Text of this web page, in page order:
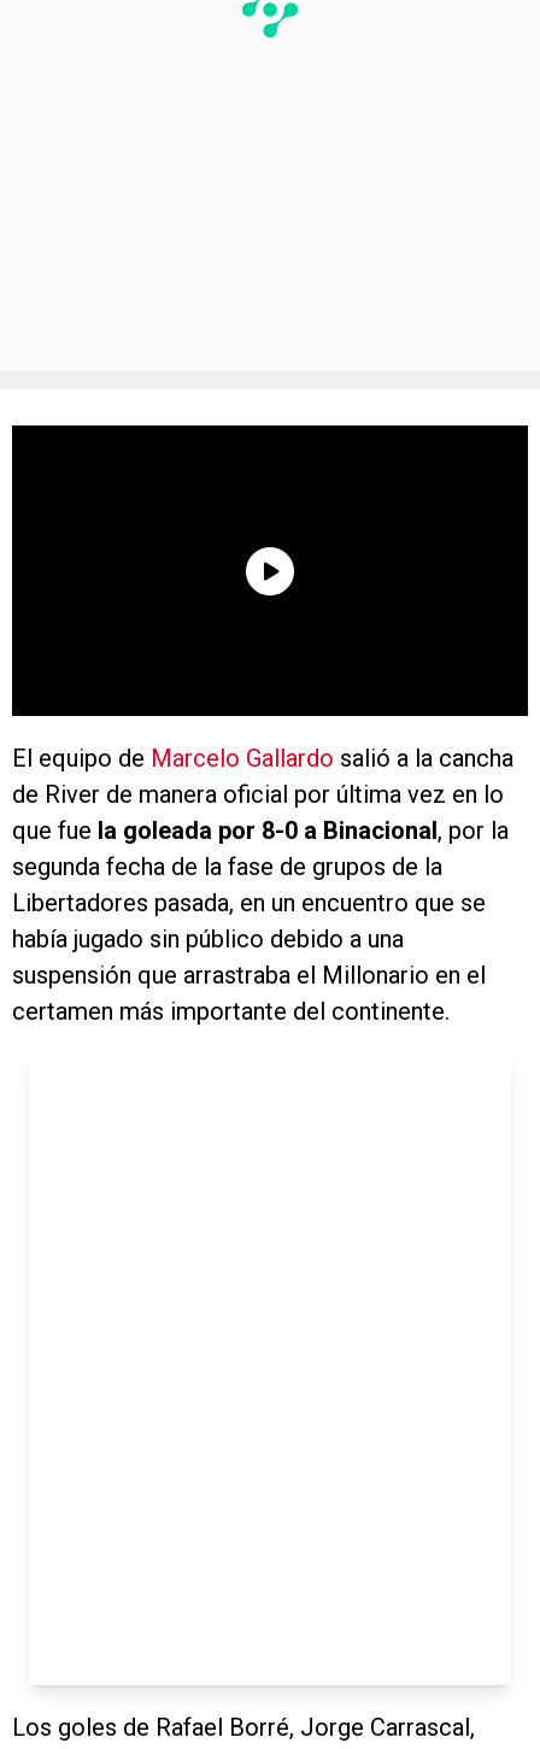
El equipo de Marcelo Gallardo salió a la cancha
de River de manera oficial por última vez en lo
que fue la goleada por 8-0 a Binacional , por la
segunda fecha de la fase de grupos de la
Libertadores pasada, en un encuentro que se
había jugado sin público debido a una
suspensión que arrastraba el Millonario en el
certamen más importante del continente.
Los goles de Rafael Borré, Jorge Carrascal,